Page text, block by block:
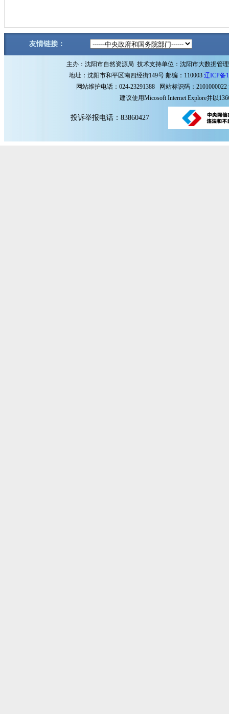
友情链接：
主办：沈阳市自然资源局 技术支持单位：沈阳市大数据管
地址：沈阳市和平区南四经街149号 邮编：110003 辽ICP备
网站维护电话：024-23291388 网站标识码：2101000022
建议使用Micosoft Internet Explore并以
投诉举报电话：83860427